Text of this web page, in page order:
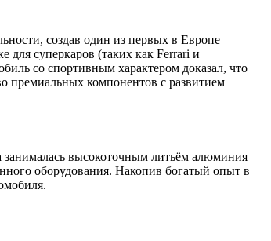
создав один из первых в Европе
для суперкаров (таких как Ferrari и
со спортивным характером доказал, что
премиальных компонентов с развитием
занималась высокоточным литьём алюминия
оборудования. Накопив богатый опыт в